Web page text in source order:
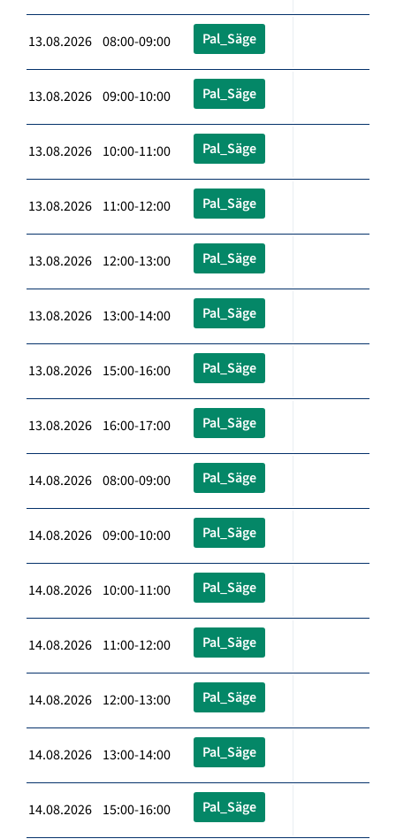
13.08.2026 08:00-09:00 Pal_Säge
13.08.2026 09:00-10:00 Pal_Säge
13.08.2026 10:00-11:00 Pal_Säge
13.08.2026 11:00-12:00 Pal_Säge
13.08.2026 12:00-13:00 Pal_Säge
13.08.2026 13:00-14:00 Pal_Säge
13.08.2026 15:00-16:00 Pal_Säge
13.08.2026 16:00-17:00 Pal_Säge
14.08.2026 08:00-09:00 Pal_Säge
14.08.2026 09:00-10:00 Pal_Säge
14.08.2026 10:00-11:00 Pal_Säge
14.08.2026 11:00-12:00 Pal_Säge
14.08.2026 12:00-13:00 Pal_Säge
14.08.2026 13:00-14:00 Pal_Säge
14.08.2026 15:00-16:00 Pal_Säge